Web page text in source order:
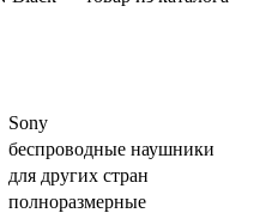
Sony
беспроводные наушники
для других стран
полноразмерные